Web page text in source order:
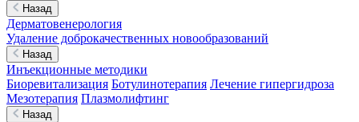
Назад
Дерматовенерология
Удаление доброкачественных новообразований
Назад
Инъекционные методики
Биоревитализация Ботулинотерапия Лечение гипергидроза
Мезотерапия Плазмолифтинг
Назад